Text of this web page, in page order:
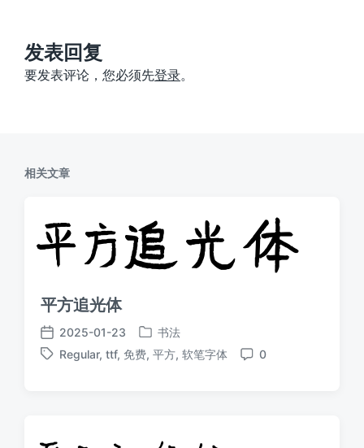
：
发表回复
要发表评论，您必须先登录。
相关文章
平方追光体
发
布
2025-01-23
发
布
书法
标
Regular, ttf, 免费, 平方, 软笔字体
评
0